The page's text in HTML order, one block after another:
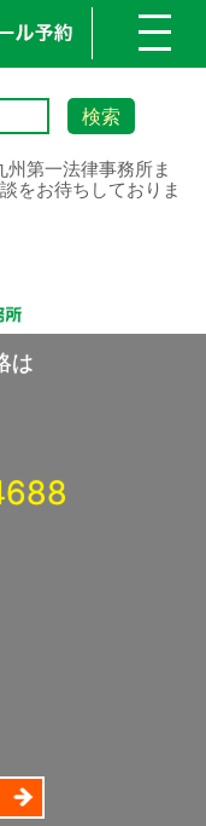
第一法律事務所ま
をお待ちしておりま
は